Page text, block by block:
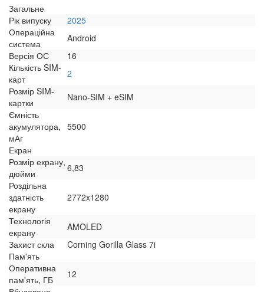
Загальне
Рік випуску
2025
Операційна
система
Android
Версія ОС
16
Кількість SIM-
карт
2
Розмір SIM-
картки
Nano-SIM + eSIM
Ємність
акумулятора,
мАг
5500
Екран
Розмір екрану,
дюйми
6,83
Роздільна
здатність
екрану
2772x1280
Технологія
екрану
AMOLED
Захист скла
Corning Gorilla Glass 7i
Пам'ять
Оперативна
пам'ять, ГБ
12